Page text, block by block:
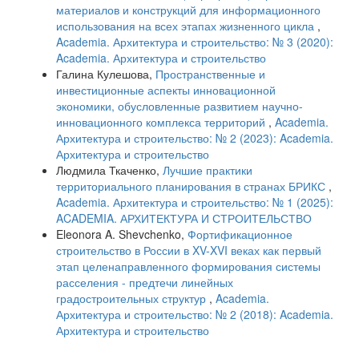
материалов и конструкций для информационного
использования на всех этапах жизненного цикла ,
Academia. Архитектура и строительство: № 3 (2020):
Academia. Архитектура и строительство
Галина Кулешова, Пространственные и
инвестиционные аспекты инновационной
экономики, обусловленные развитием научно-
инновационного комплекса территорий , Academia.
Архитектура и строительство: № 2 (2023): Academia.
Архитектура и строительство
Людмила Ткаченко, Лучшие практики
территориального планирования в странах БРИКС ,
Academia. Архитектура и строительство: № 1 (2025):
ACADEMIA. АРХИТЕКТУРА И СТРОИТЕЛЬСТВО
Eleonora A. Shevchenko, Фортификационное
строительство в России в XV-XVI веках как первый
этап целенаправленного формирования системы
расселения - предтечи линейных
градостроительных структур , Academia.
Архитектура и строительство: № 2 (2018): Academia.
Архитектура и строительство